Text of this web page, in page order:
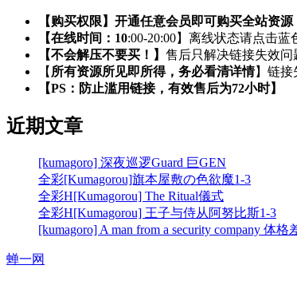
【购买权限】开通任意会员即可购买全站资
【在线时间：10:00-20:00】离线状态请点击
【不会解压不要买！】 售后只解决链接失效
【 所有资源所见即所得，务必看清详情】链接
【PS：防止滥用链接，有效售后为72小时】
近期文章
[kumagoro] 深夜巡逻Guard 巨GEN
全彩[Kumagorou]旗本屋敷の色欲魔1-3
全彩H[Kumagorou] The Ritual儀式
全彩H[Kumagorou] 王子与侍从阿努比斯1-3
[kumagoro] A man from a security company 体格
蝉一网